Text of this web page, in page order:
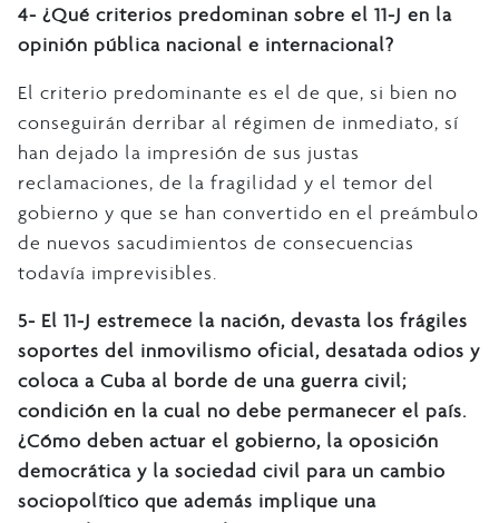
4- ¿Qué criterios predominan sobre el 11-J en la
opinión pública nacional e internacional?
El criterio predominante es el de que, si bien no
conseguirán derribar al régimen de inmediato, sí
han dejado la impresión de sus justas
reclamaciones, de la fragilidad y el temor del
gobierno y que se han convertido en el preámbulo
de nuevos sacudimientos de consecuencias
todavía imprevisibles.
5- El 11-J estremece la nación, devasta los frágiles
soportes del inmovilismo oficial, desatada odios y
coloca a Cuba al borde de una guerra civil;
condición en la cual no debe permanecer el país.
¿Cómo deben actuar el gobierno, la oposición
democrática y la sociedad civil para un cambio
sociopolítico que además implique una